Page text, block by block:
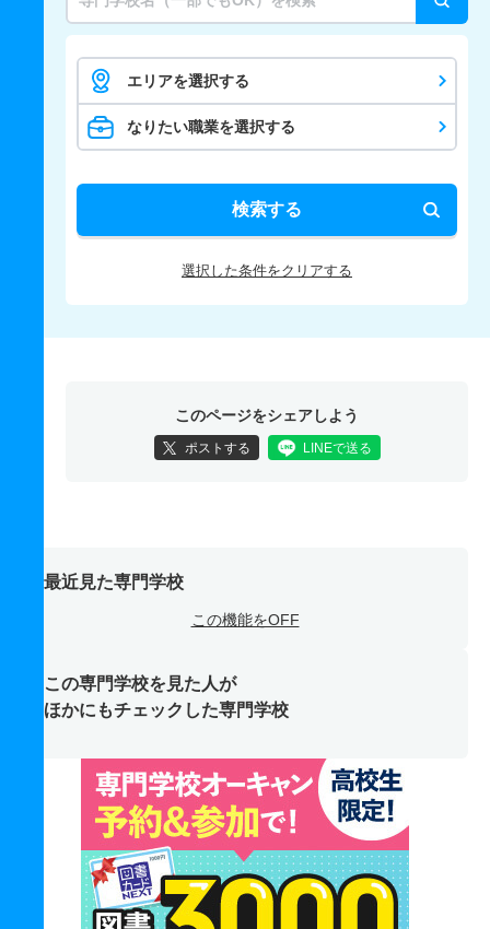
エリアを選択する
なりたい職業を選択する
検索する
選択した条件をクリアする
このページをシェアしよう
ポストする LINEで送る
最近見た専門学校
この機能をOFF
この専門学校を見た人が
ほかにもチェックした専門学校